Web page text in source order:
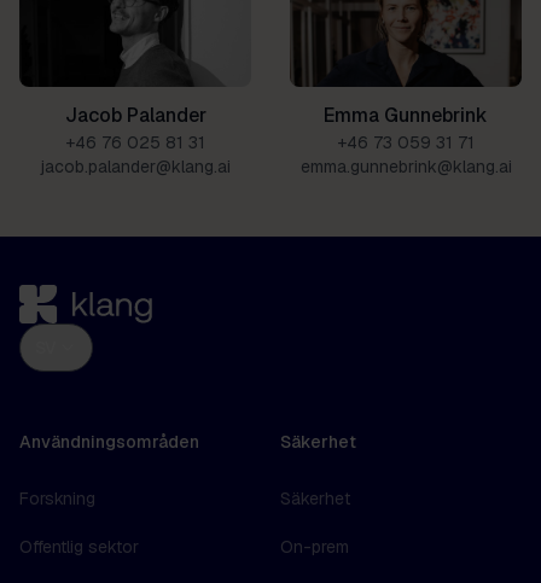
Jacob Palander
+46 76 025 81 31
jacob.palander@klang.ai
Emma Gunnebrink
+46 73 059 31 71
emma.gunnebrink@klang.ai
Användningsområden
Forskning
Offentlig sektor
Säkerhet
Säkerhet
On-prem